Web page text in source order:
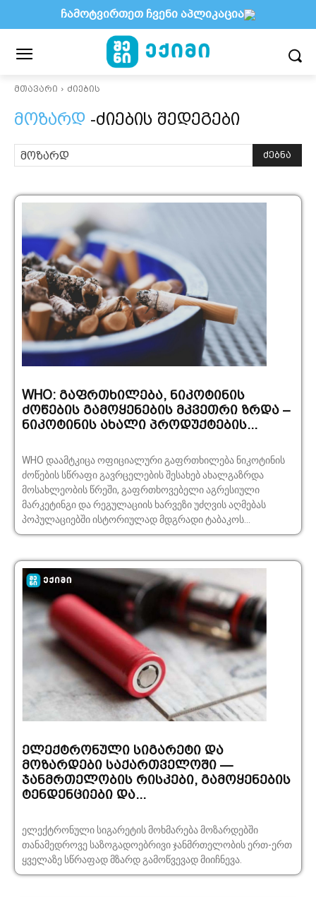
მთავარი ძიების
მოზარდ -ძიების შედეგები
ძებნა
WHO: გაფრთხილება, ნიკოტინის
ძოწების გამოყენების მკვეთრი ზრდა –
ნიკოტინის ახალი პროდუქტების...
WHO დაამტკიცა ოფიციალური გაფრთხილება ნიკოტინის
ძოწების სწრაფი გავრცელების შესახებ ახალგაზრდა
მოსახლეობის წრეში, გაფრთხოვებელი აგრესიული
მარკეტინგი და რეგულაციის ხარვეზი უძღვის აღმებას
პოპულაციებში ისტორიულად მდგრადი ტაბაკოს...
ელექტრონული სიგარეტი და
მოზარდები საქართველოში —
ჯანმრთელობის რისკები, გამოყენების
ტენდენციები და...
ელექტრონული სიგარეტის მოხმარება მოზარდებში
თანამედროვე საზოგადოებრივი ჯანმრთელობის ერთ-ერთ
ყველაზე სწრაფად მზარდ გამოწვევად მიიჩნევა.
ჩამოტვირთეთ ჩვენი აპლიკაცია